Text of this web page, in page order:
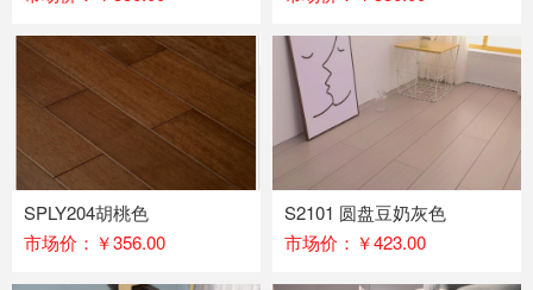
SPLY204胡桃色
市场价：￥356.00
S2101 圆盘豆奶灰色
市场价：￥423.00